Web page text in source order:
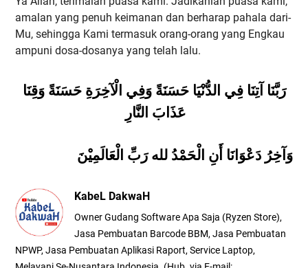
amalan yang penuh keimanan dan berharap pahala dari-
Mu, sehingga Kami termasuk orang-orang yang Engkau
ampuni dosa-dosanya yang telah lalu.
رَبَّنَا آتِنَا فِي الدُّنْيَا حَسَنَةً وَفِي الْآخِرَةِ حَسَنَةً وَقِنَا
عَذَابَ النَّارِ
وَآخِرُ دَعْوَانَا أَنِ الْحَمْدُ لله رَبِّ الْعَالَمِيْنَ
KabeL DakwaH
Owner Gudang Software Apa Saja (Ryzen Store),
Jasa Pembuatan Barcode BBM, Jasa Pembuatan
NPWP, Jasa Pembuatan Aplikasi Raport, Service Laptop,